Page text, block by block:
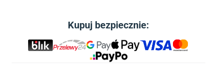
Kupuj bezpiecznie: